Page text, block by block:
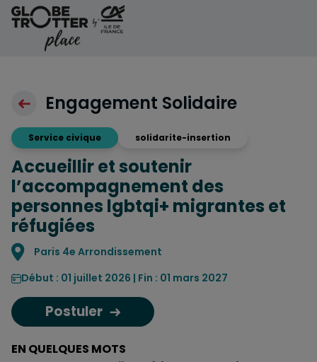
Aller au contenu
Engagement Solidaire
Service civique solidarite-insertion
Accueillir et soutenir
l’accompagnement des
personnes lgbtqi+ migrantes et
réfugiées
Localisation
Paris 4e Arrondissement
Début : 01 juillet 2026 | Fin : 01 mars 2027
Postuler
EN QUELQUES MOTS